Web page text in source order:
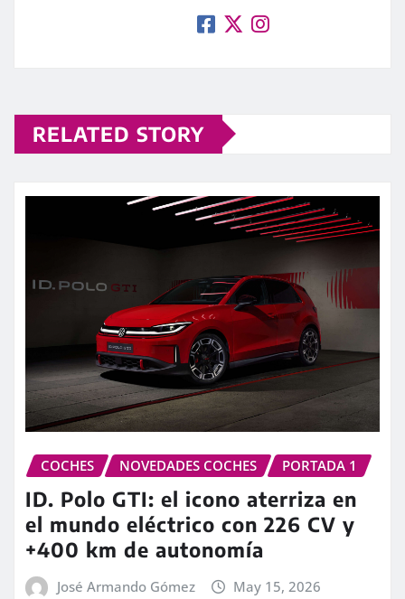
RELATED STORY
COCHES NOVEDADES COCHES PORTADA 1
ID. Polo GTI: el icono aterriza en
el mundo eléctrico con 226 CV y
+400 km de autonomía
José Armando Gómez May 15, 2026